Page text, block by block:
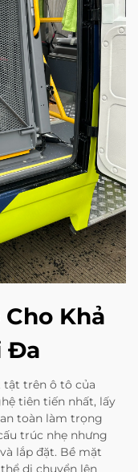
Khả
Đa
tật trên ô tô của
tiên tiến nhất, lấy
toàn làm trọng
trúc nhẹ nhưng
lắp đặt. Bề mặt
di chuyển lên